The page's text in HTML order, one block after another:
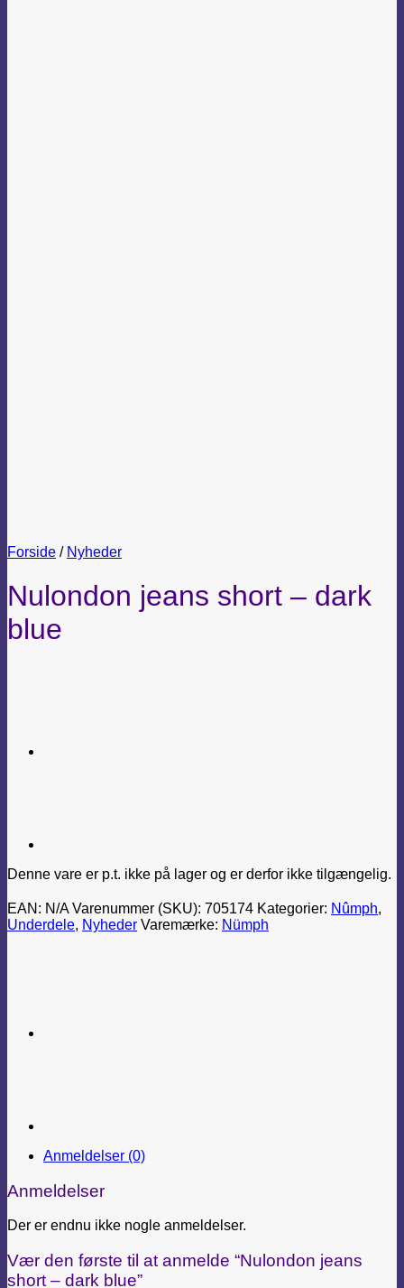
Forside / Nyheder
Nulondon jeans short – dark
blue
Denne vare er p.t. ikke på lager og er derfor ikke tilgængelig.
EAN: N/A Varenummer (SKU): 705174 Kategorier: Nûmph,
Underdele, Nyheder Varemærke: Nümph
Anmeldelser (0)
Anmeldelser
Der er endnu ikke nogle anmeldelser.
Vær den første til at anmelde “Nulondon jeans
short – dark blue”